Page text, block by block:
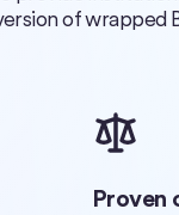
of wrapped
Proven